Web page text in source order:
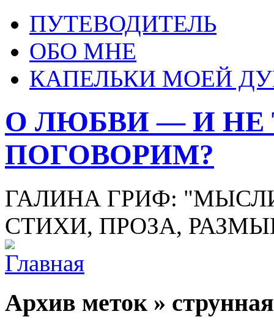
ПУТЕВОДИТЕЛЬ
ОБО МНЕ
КАПЕЛЬКИ МОЕЙ
О ЛЮБВИ — И НЕ
ПОГОВОРИМ?
ГАЛИНА ГРИФ:
СТИХИ, ПРОЗА,
Архив меток »